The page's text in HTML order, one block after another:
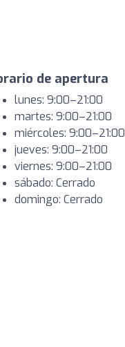
de apertura
lunes: 9:00–21:00
martes: 9:00–21:00
miércoles: 9:00–21:00
jueves: 9:00–21:00
viernes: 9:00–21:00
sábado: Cerrado
domingo: Cerrado